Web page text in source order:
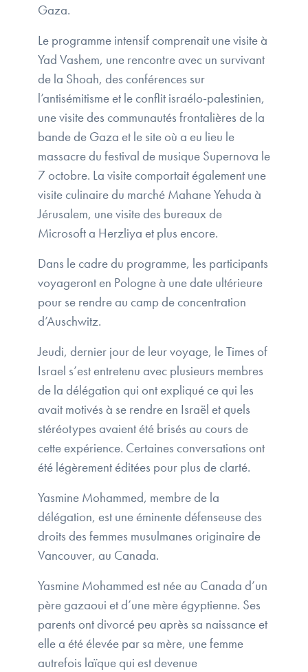
Gaza.
Le programme intensif comprenait une visite à
Yad Vashem, une rencontre avec un survivant
de la Shoah, des conférences sur
l’antisémitisme et le conflit israélo-palestinien,
une visite des communautés frontalières de la
bande de Gaza et le site où a eu lieu le
massacre du festival de musique Supernova le
7 octobre. La visite comportait également une
visite culinaire du marché Mahane Yehuda à
Jérusalem, une visite des bureaux de
Microsoft a Herzliya et plus encore.
Dans le cadre du programme, les participants
voyageront en Pologne à une date ultérieure
pour se rendre au camp de concentration
d’Auschwitz.
Jeudi, dernier jour de leur voyage, le Times of
Israel s’est entretenu avec plusieurs membres
de la délégation qui ont expliqué ce qui les
avait motivés à se rendre en Israël et quels
stéréotypes avaient été brisés au cours de
cette expérience. Certaines conversations ont
été légèrement éditées pour plus de clarté.
Yasmine Mohammed, membre de la
délégation, est une éminente défenseuse des
droits des femmes musulmanes originaire de
Vancouver, au Canada.
Yasmine Mohammed est née au Canada d’un
père gazaoui et d’une mère égyptienne. Ses
parents ont divorcé peu après sa naissance et
elle a été élevée par sa mère, une femme
autrefois laïque qui est devenue